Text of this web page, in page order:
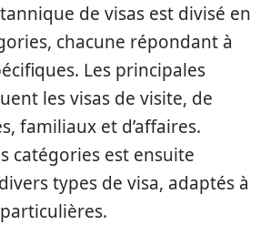
de visas est divisé en
chacune répondant à
Les principales
les visas de visite, de
familiaux et d’affaires.
catégories est ensuite
types de visa, adaptés à